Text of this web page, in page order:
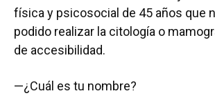
física y psicosocial de 45 años que
podido realizar la citología o
de accesibilidad.
—¿Cuál es tu nombre?